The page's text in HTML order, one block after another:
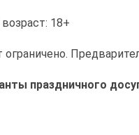
18+
праздничного